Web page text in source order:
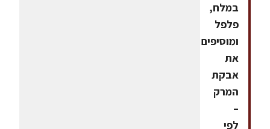
במלח,
פלפל
ומוסיפים
את
אבקת
המרק
–
לפי